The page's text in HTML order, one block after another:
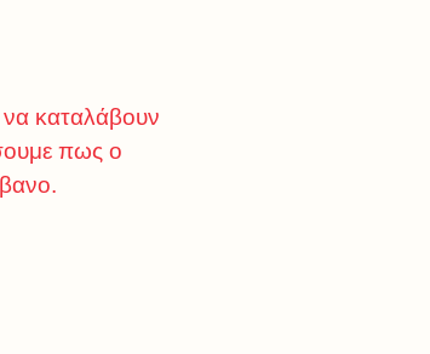
καταλάβουν
πως ο